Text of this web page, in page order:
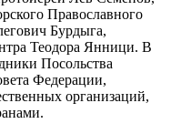
Православного
Бурдыга,
Теодора Янници. В
Посольства
Федерации,
организаций,